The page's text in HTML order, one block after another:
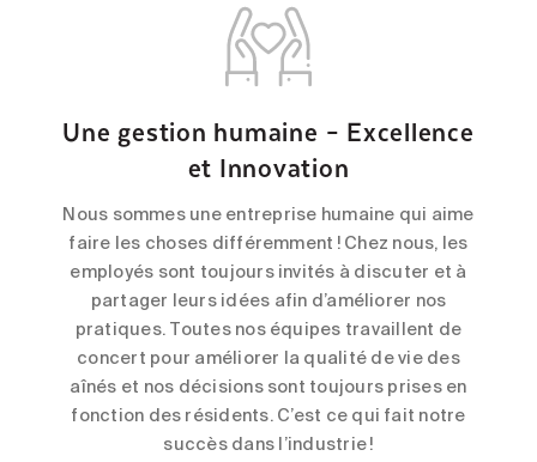
Une gestion humaine – Excellence
et Innovation
Nous sommes une entreprise humaine qui aime
faire les choses différemment ! Chez nous, les
employés sont toujours invités à discuter et à
partager leurs idées afin d’améliorer nos
pratiques. Toutes nos équipes travaillent de
concert pour améliorer la qualité de vie des
aînés et nos décisions sont toujours prises en
fonction des résidents. C’est ce qui fait notre
succès dans l’industrie !